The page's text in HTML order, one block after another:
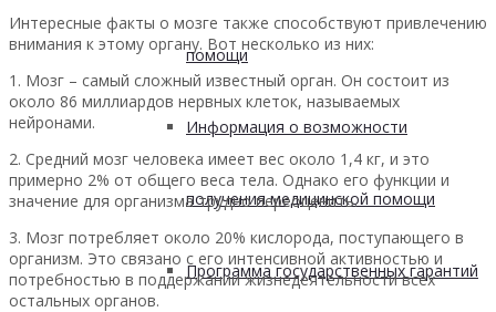
помощи
Информация о возможности
получения медицинской помощи
Программа государственных гарантий
Интересные факты о мозге также способствуют привлечению
внимания к этому органу. Вот несколько из них:
1. Мозг – самый сложный известный орган. Он состоит из
около 86 миллиардов нервных клеток, называемых
нейронами.
2. Средний мозг человека имеет вес около 1,4 кг, и это
примерно 2% от общего веса тела. Однако его функции и
значение для организма трудно переоценить.
3. Мозг потребляет около 20% кислорода, поступающего в
организм. Это связано с его интенсивной активностью и
потребностью в поддержании жизнедеятельности всех
остальных органов.